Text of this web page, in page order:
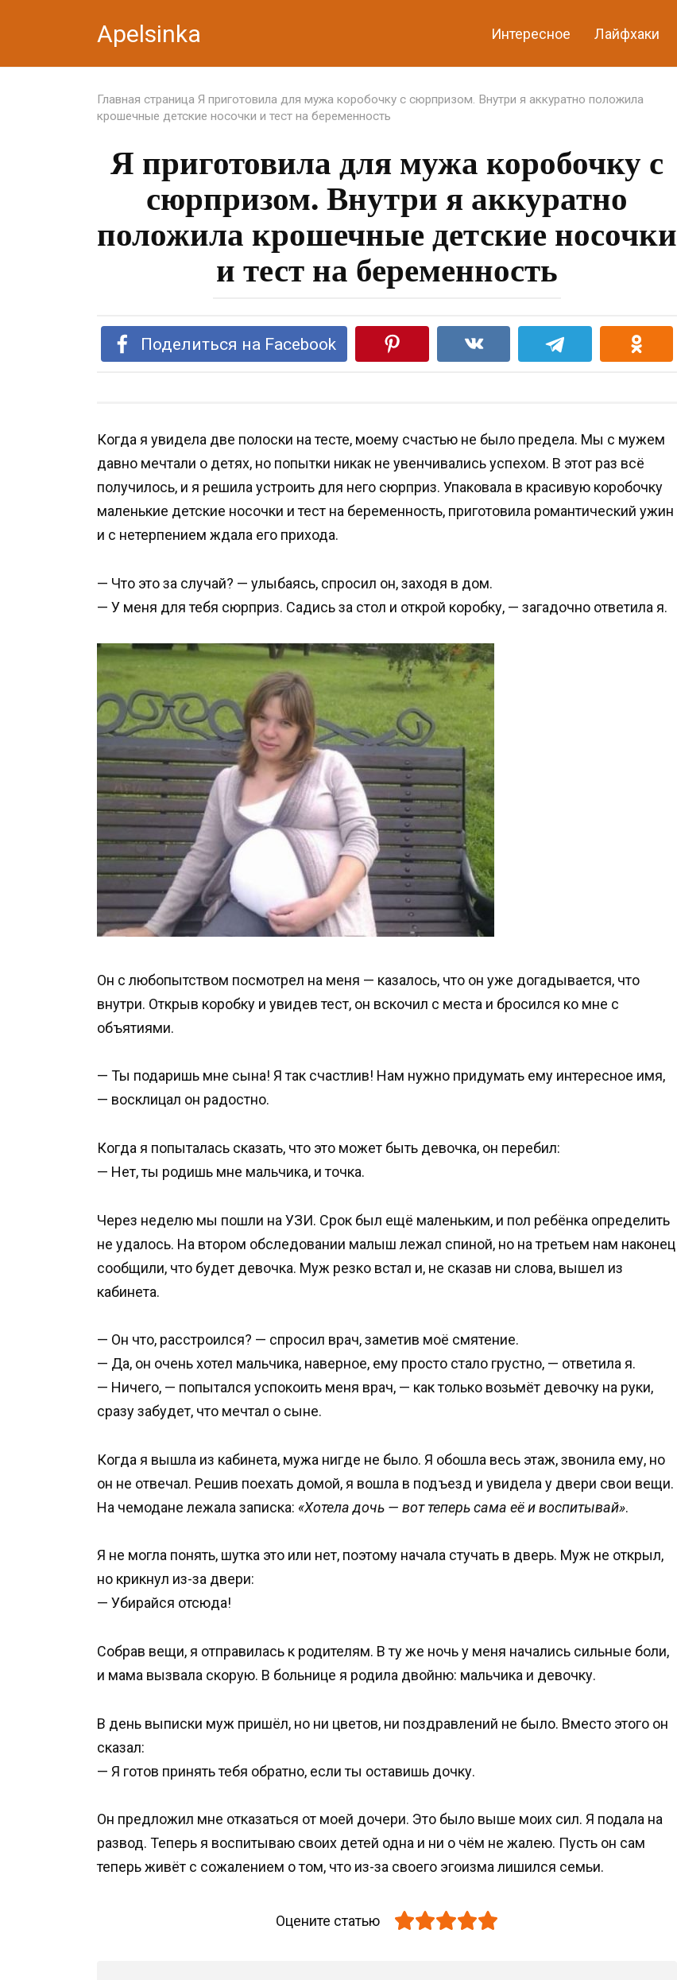
Apelsinka Интересное Лайфхаки
Главная страница Я приготовила для мужа коробочку с сюрпризом. Внутри я аккуратно положила
крошечные детские носочки и тест на беременность
Я приготовила для мужа коробочку с
сюрпризом. Внутри я аккуратно
положила крошечные детские носочки
и тест на беременность
Поделиться на Facebook
Когда я увидела две полоски на тесте, моему счастью не было предела. Мы с мужем
давно мечтали о детях, но попытки никак не увенчивались успехом. В этот раз всё
получилось, и я решила устроить для него сюрприз. Упаковала в красивую коробочку
маленькие детские носочки и тест на беременность, приготовила романтический ужин
и с нетерпением ждала его прихода.
— Что это за случай? — улыбаясь, спросил он, заходя в дом.
— У меня для тебя сюрприз. Садись за стол и открой коробку, — загадочно ответила я.
Он с любопытством посмотрел на меня — казалось, что он уже догадывается, что
внутри. Открыв коробку и увидев тест, он вскочил с места и бросился ко мне с
объятиями.
— Ты подаришь мне сына! Я так счастлив! Нам нужно придумать ему интересное имя,
— восклицал он радостно.
Когда я попыталась сказать, что это может быть девочка, он перебил:
— Нет, ты родишь мне мальчика, и точка.
Через неделю мы пошли на УЗИ. Срок был ещё маленьким, и пол ребёнка определить
не удалось. На втором обследовании малыш лежал спиной, но на третьем нам наконец
сообщили, что будет девочка. Муж резко встал и, не сказав ни слова, вышел из
кабинета.
— Он что, расстроился? — спросил врач, заметив моё смятение.
— Да, он очень хотел мальчика, наверное, ему просто стало грустно, — ответила я.
— Ничего, — попытался успокоить меня врач, — как только возьмёт девочку на руки,
сразу забудет, что мечтал о сыне.
Когда я вышла из кабинета, мужа нигде не было. Я обошла весь этаж, звонила ему, но
он не отвечал. Решив поехать домой, я вошла в подъезд и увидела у двери свои вещи.
На чемодане лежала записка: «Хотела дочь — вот теперь сама её и воспитывай».
Я не могла понять, шутка это или нет, поэтому начала стучать в дверь. Муж не открыл,
но крикнул из-за двери:
— Убирайся отсюда!
Собрав вещи, я отправилась к родителям. В ту же ночь у меня начались сильные боли,
и мама вызвала скорую. В больнице я родила двойню: мальчика и девочку.
В день выписки муж пришёл, но ни цветов, ни поздравлений не было. Вместо этого он
сказал:
— Я готов принять тебя обратно, если ты оставишь дочку.
Он предложил мне отказаться от моей дочери. Это было выше моих сил. Я подала на
развод. Теперь я воспитываю своих детей одна и ни о чём не жалею. Пусть он сам
теперь живёт с сожалением о том, что из-за своего эгоизма лишился семьи.
Оцените статью